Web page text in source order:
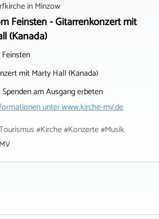
inMinzow
Feinsten - Gitarrenkonzert mit
(Kanada)
mit Marty Hall (Kanada)
am Ausgang erbeten
unterwww.kirche-mv.de
#Kirche #Konzerte #Musik